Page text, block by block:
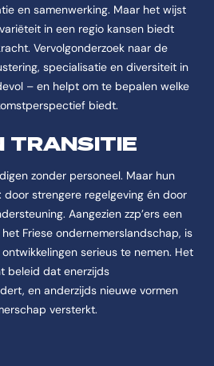
en samenwerking. Maar het wijst
in een regio kansen biedt
Vervolgonderzoek naar de
specialisatie en diversiteit in
– en helpt om te bepalen welke
biedt.
TRANSITIE
zonder personeel. Maar hun
strengere regelgeving én door
Aangezien zzp’ers een
Friese ondernemerslandschap, is
serieus te nemen. Het
beleid dat enerzijds
en anderzijds nieuwe vormen
versterkt.